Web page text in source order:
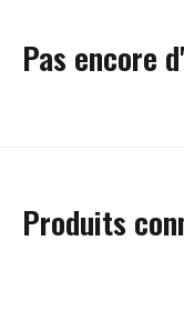
Pas encore
Produits